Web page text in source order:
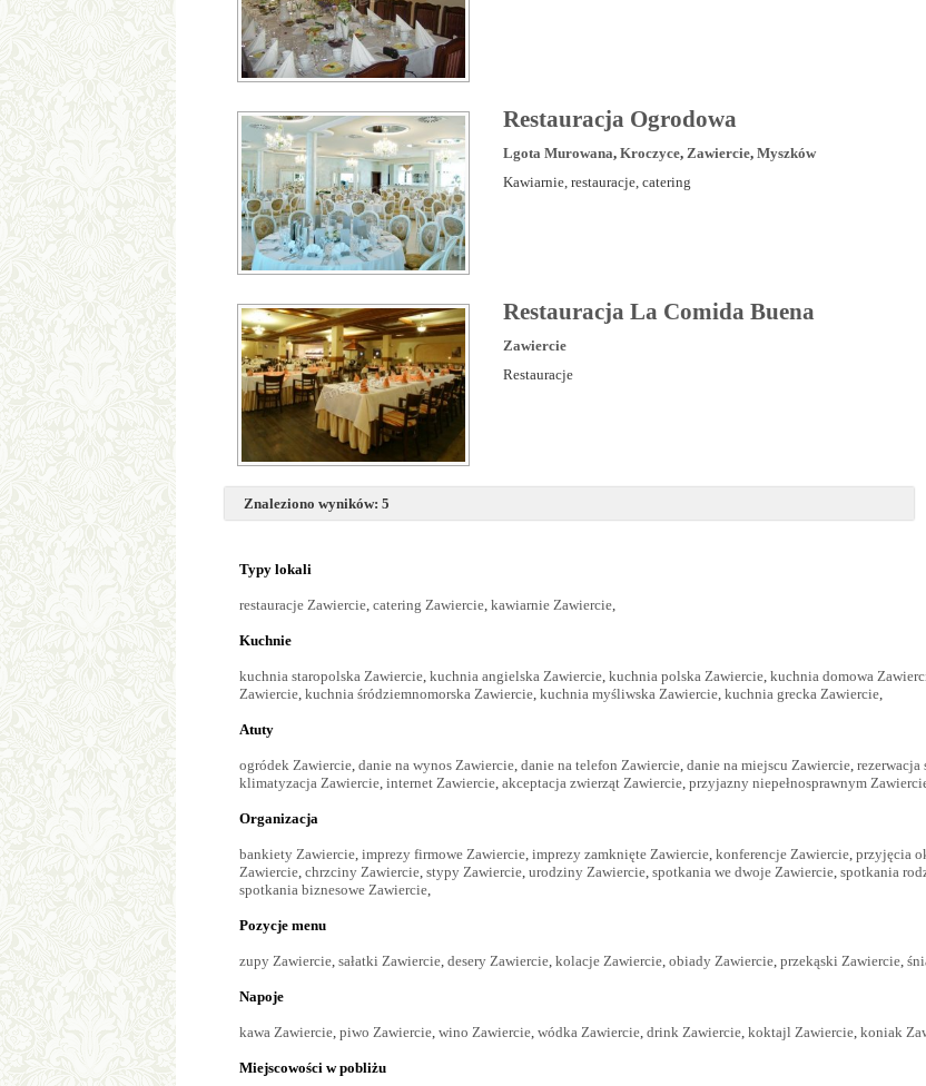
Restauracja Ogrodowa
Lgota Murowana, Kroczyce, Zawiercie, Myszków
Kawiarnie, restauracje, catering
Restauracja La Comida Buena
Zawiercie
Restauracje
Znaleziono wyników: 5
Typy lokali
restauracje Zawiercie, catering Zawiercie, kawiarnie Zawiercie,
Kuchnie
kuchnia staropolska Zawiercie, kuchnia angielska Zawiercie, kuchnia polska Zawiercie, kuchnia domowa
Zawiercie, kuchnia śródziemnomorska Zawiercie, kuchnia myśliwska Zawiercie, kuchnia grecka Zawiercie,
Atuty
ogródek Zawiercie, danie na wynos Zawiercie, danie na telefon Zawiercie, danie na miejscu Zawiercie,
klimatyzacja Zawiercie, internet Zawiercie, akceptacja zwierząt Zawiercie, przyjazny niepełnosprawnym
Organizacja
bankiety Zawiercie, imprezy firmowe Zawiercie, imprezy zamknięte Zawiercie, konferencje Zawiercie, przyjęcia
Zawiercie, chrzciny Zawiercie, stypy Zawiercie, urodziny Zawiercie, spotkania we dwoje Zawiercie, spotkania
spotkania biznesowe Zawiercie,
Pozycje menu
zupy Zawiercie, sałatki Zawiercie, desery Zawiercie, kolacje Zawiercie, obiady Zawiercie, przekąski Zawiercie,
Napoje
kawa Zawiercie, piwo Zawiercie, wino Zawiercie, wódka Zawiercie, drink Zawiercie, koktajl Zawiercie, koniak
Miejscowości w pobliżu